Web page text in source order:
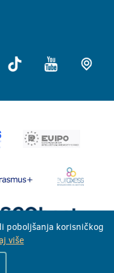
© 2026
poboljšanja korisničkog
više